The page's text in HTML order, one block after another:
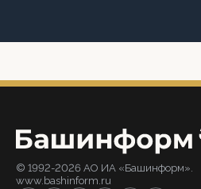
© 1992-2026 АО ИА «Башинформ».
www.bashinform.ru